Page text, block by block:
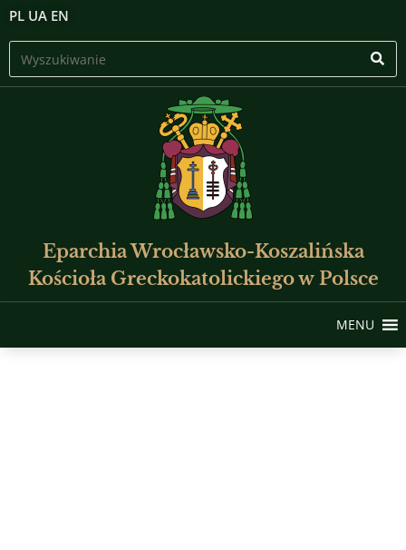
PL UA EN
Eparchia Wrocławsko-Koszalińska
Kościoła Greckokatolickiego w Polsce
MENU